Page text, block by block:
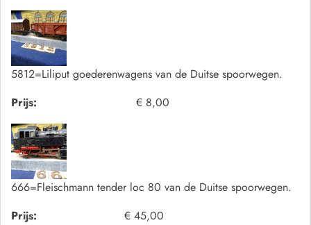
5812=Liliput goederenwagens van de Duitse spoorwegen.
Prijs:
€ 8,00
666=Fleischmann tender loc 80 van de Duitse spoorwegen.
Prijs:
€ 45,00